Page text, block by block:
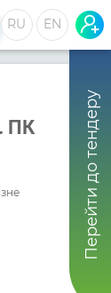
RU EN
Перейти до тендеру
ПК